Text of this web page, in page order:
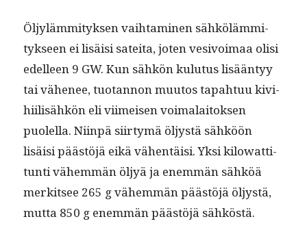
Öljyläm­mi­tyk­sen vai­h­t­a­mi­nen sähköläm­mi­
tyk­seen ei lisäisi satei­ta, joten vesivoimaa olisi
edelleen 9 GW. Kun sähkön kulu­tus lisään­tyy
tai vähe­nee, tuotan­non muu­tos tapah­tuu kivi­
hi­il­isähkön eli viimeisen voimalaitok­sen
puolel­la. Niin­pä siir­tymä öljys­tä sähköön
lisäisi päästöjä eikä vähen­täisi. Yksi kilo­wat­ti­
tun­ti vähem­män öljyä ja enem­män sähköä
merk­it­see 265 g vähem­män päästöjä öljys­tä,
mut­ta 850 g enem­män päästöjä sähköstä.